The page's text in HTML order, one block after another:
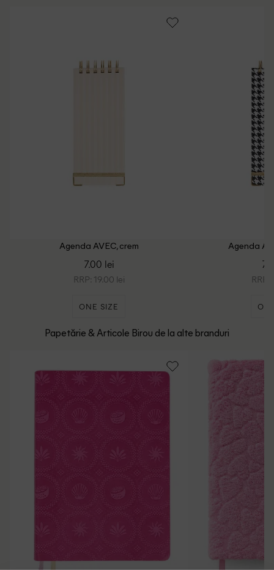
Agenda AVEC, crem
7.00 lei
RRP: 19.00 lei
ONE SIZE
Agenda
RRP:
Papetărie & Articole Birou de la alte branduri